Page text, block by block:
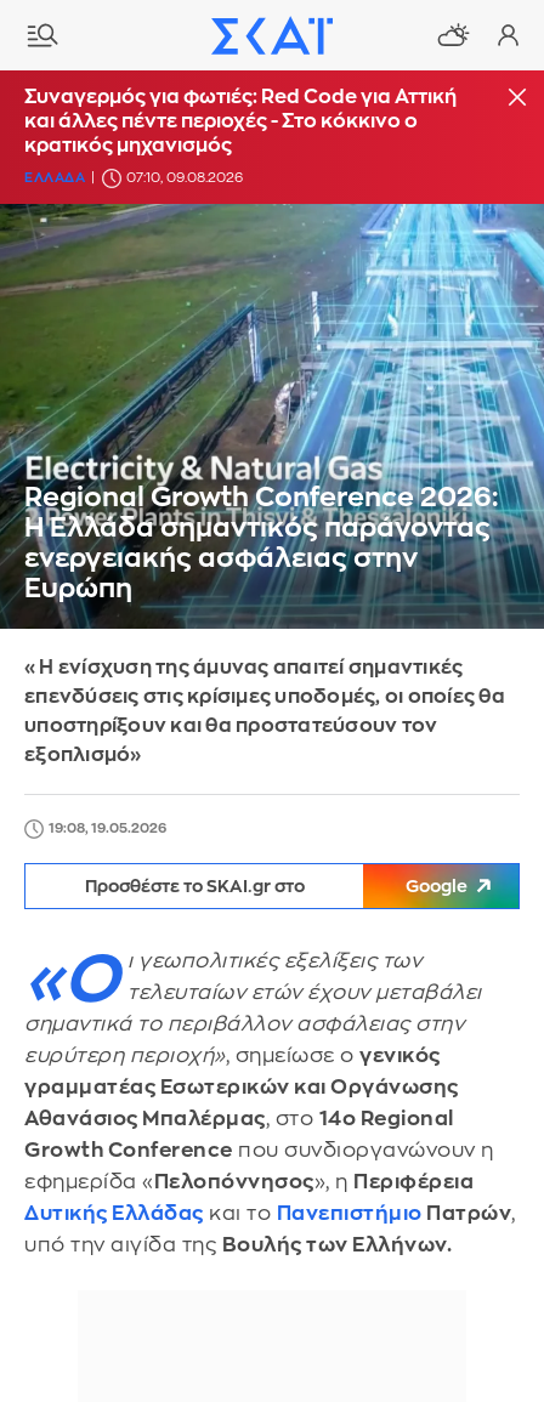
Συναγερμός για φωτιές: Red Code για Αττική
και άλλες πέντε περιοχές - Στο κόκκινο ο
κρατικός μηχανισμός
ΕΛΛΑΔΑ 07:10, 09.08.2026
Regional Growth Conference 2026:
Η Ελλάδα σημαντικός παράγοντας
ενεργειακής ασφάλειας στην
Ευρώπη
«Η ενίσχυση της άμυνας απαιτεί σημαντικές
επενδύσεις στις κρίσιμες υποδομές, οι οποίες θα
υποστηρίξουν και θα προστατεύσουν τον
εξοπλισμό»
19:08, 19.05.2026
Προσθέστε το SKAI.gr στο Google
«Ο ι γεωπολιτικές εξελίξεις των
τελευταίων ετών έχουν μεταβάλει
σημαντικά το περιβάλλον ασφάλειας στην
ευρύτερη περιοχή», σημείωσε ο γενικός
γραμματέας Εσωτερικών και Οργάνωσης
Αθανάσιος Μπαλέρμας, στο 14ο Regional
Growth Conference που συνδιοργανώνουν η
εφημερίδα « Πελοπόννησος», η Περιφέρεια
Δυτικής Ελλάδας και το Πανεπιστήμιο Πατρών,
υπό την αιγίδα της Βουλής των Ελλήνων.